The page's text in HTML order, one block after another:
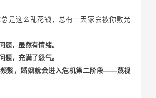
是这么乱花钱，总有一天家会被你败光
题，虽然有情绪。
题，充满了怨气。
繁，婚姻就会进入危机第二阶段——蔑视